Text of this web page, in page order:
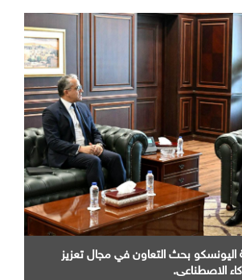
اليونسكو بحث التعاون في مجال تعزيز
الاصطناعي.